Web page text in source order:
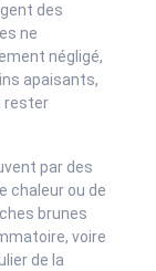
des
ne
négligé,
apaisants,
rester
par des
chaleur ou de
brunes
voire
de la